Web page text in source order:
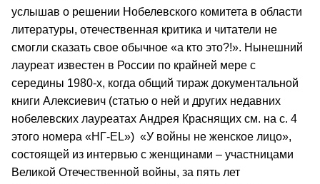
услышав о решении Нобелевского комитета в области
литературы, отечественная критика и читатели не
смогли сказать свое обычное «а кто это?!». Нынешний
лауреат известен в России по крайней мере с
середины 1980-х, когда общий тираж документальной
книги Алексиевич (статью о ней и других недавних
нобелевских лауреатах Андрея Краснящих см. на с. 4
этого номера «НГ-EL») «У войны не женское лицо»,
состоящей из интервью с женщинами – участницами
Великой Отечественной войны, за пять лет